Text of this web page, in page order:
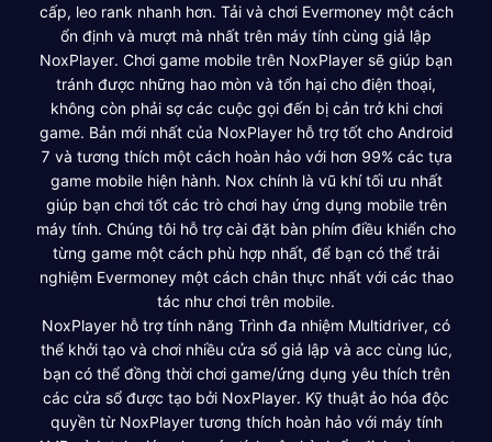
cấp, leo rank nhanh hơn. Tải và chơi Evermoney một cách
ổn định và mượt mà nhất trên máy tính cùng giả lập
NoxPlayer. Chơi game mobile trên NoxPlayer sẽ giúp bạn
tránh được những hao mòn và tổn hại cho điện thoại,
không còn phải sợ các cuộc gọi đến bị cản trở khi chơi
game. Bản mới nhất của NoxPlayer hỗ trợ tốt cho Android
7 và tương thích một cách hoàn hảo với hơn 99% các tựa
game mobile hiện hành. Nox chính là vũ khí tối ưu nhất
giúp bạn chơi tốt các trò chơi hay ứng dụng mobile trên
máy tính. Chúng tôi hỗ trợ cài đặt bàn phím điều khiển cho
từng game một cách phù hợp nhất, để bạn có thể trải
nghiệm Evermoney một cách chân thực nhất với các thao
tác như chơi trên mobile.
NoxPlayer hỗ trợ tính năng Trình đa nhiệm Multidriver, có
thể khởi tạo và chơi nhiều cửa sổ giả lập và acc cùng lúc,
bạn có thể đồng thời chơi game/ứng dụng yêu thích trên
các cửa sổ được tạo bởi NoxPlayer. Kỹ thuật ảo hóa độc
quyền từ NoxPlayer tương thích hoàn hảo với máy tính